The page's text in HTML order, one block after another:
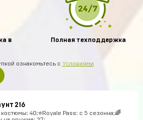
в
Полная техподдержка
ознакомьтесь с Условиями
216
костюмы: 40;⭐️Royale Pass: с 5 сезонна;🌈